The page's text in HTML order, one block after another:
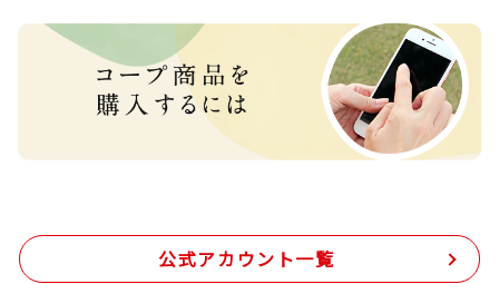
公式アカウント一覧